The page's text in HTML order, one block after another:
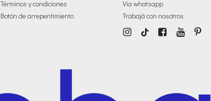
Términos y condiciones
Botón de arrepentimiento
Via whatsapp
Trabajá con nosotros